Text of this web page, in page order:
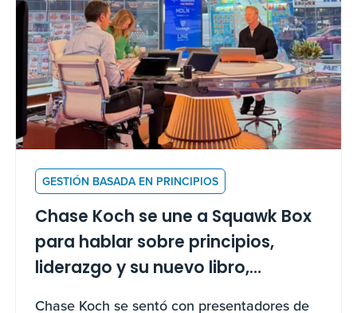
GESTIÓN BASADA EN PRINCIPIOS
Chase Koch se une a Squawk Box
para hablar sobre principios,
liderazgo y su nuevo libro,
"Convertirse en un líder impulsado
Chase Koch se sentó con presentadores de